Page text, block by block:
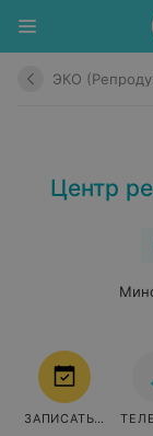
ЭКО
Центр
ЗАПИСАТЬСЯ